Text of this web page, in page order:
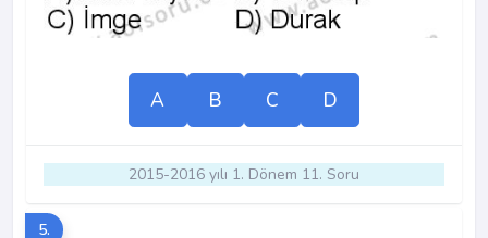
A B C D
2015-2016 yılı 1. Dönem 11. Soru
5.